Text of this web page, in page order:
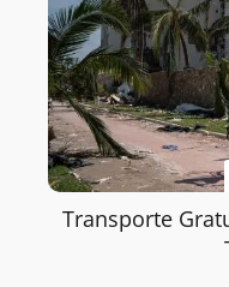
Transporte